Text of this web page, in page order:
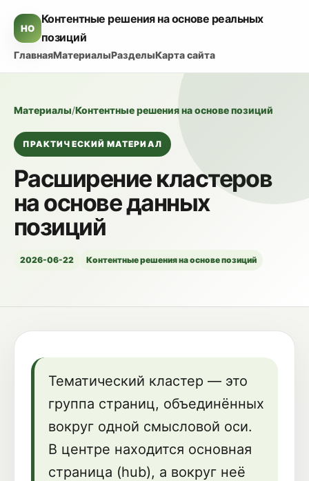
HO
Контентные решения на основе реальных
позиций
ГлавнаяМатериалыРазделыКарта сайта
Материалы/Контентные решения на основе позиций
ПРАКТИЧЕСКИЙ МАТЕРИАЛ
Расширение кластеров
на основе данных
позиций
2026-06-22 Контентные решения на основе позиций
Тематический кластер — это
группа страниц, объединённых
вокруг одной смысловой оси.
В центре находится основная
страница (hub), а вокруг неё